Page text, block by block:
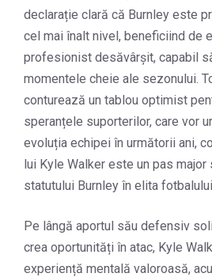
declarație clară că Burnley este
cel mai înalt nivel, beneficiind de
profesionist desăvârșit, capabil
momentele cheie ale sezonului.
conturează un tablou optimist
speranțele suporterilor, care vor
evoluția echipei în următorii ani,
lui Kyle Walker este un pas
statutului Burnley în elita
Pe lângă aportul său defensiv
crea oportunități în atac, Kyle
experiență mentală valoroasă,